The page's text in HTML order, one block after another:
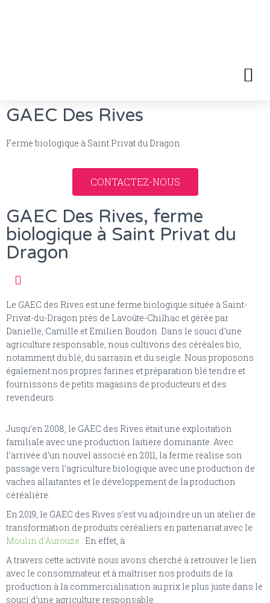
GAEC Des Rives
Ferme biologique à Saint Privat du Dragon
CONTACTEZ-NOUS
GAEC Des Rives, ferme
biologique à Saint Privat du
Dragon
Le GAEC des Rives est une ferme biologique située à Saint-
Privat-du-Dragon près de Lavoûte-Chilhac et gérée par
Danielle, Camille et Emilien Boudon. Dans le souci d’une
agriculture responsable, nous cultivons des céréales bio,
notamment du blé, du sarrasin et du seigle. Nous proposons
également nos propres farines et préparation blé tendre et
fournissons de petits magasins de producteurs et des
revendeurs.
Jusqu’en 2008, le GAEC des Rives était une exploitation
familiale avec une production laitière dominante. Avec
l’arrivée d’un nouvel associé en 2011, la ferme réalise son
passage vers l’agriculture biologique avec une production de
vaches allaitantes et le développement de la production
céréalière.
En 2019, le GAEC des Rives s’est vu adjoindre un un atelier de
transformation de produits céréaliers en partenariat avec le
Moulin d’Aurouze . En effet, à
A travers cette activité nous avons cherché à retrouver le lien
avec le consommateur et à maîtriser nos produits de la
production à la commercialisation au prix le plus juste dans le
souci d’une agriculture responsable.